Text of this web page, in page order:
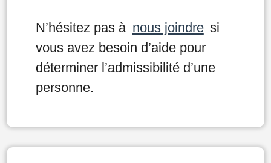
N’hésitez pas à nous joindre si
vous avez besoin d’aide pour
déterminer l’admissibilité d’une
personne.